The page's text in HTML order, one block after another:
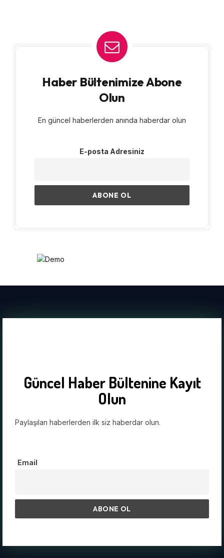
Haber Bültenimize Abone
Olun
En güncel haberlerden anında haberdar olun
E-posta Adresiniz
Güncel Haber Bültenine Kayıt
Olun
Paylaşılan haberlerden ilk siz haberdar olun.
Email